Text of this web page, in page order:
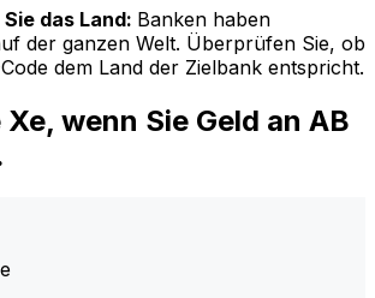
das Land: Banken haben
der ganzen Welt. Überprüfen Sie, ob
dem Land der Zielbank entspricht.
wenn Sie Geld an AB